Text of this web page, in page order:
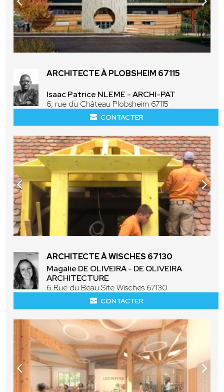
ARCHITECTE À PLOBSHEIM 67115
Isaac Patrice NLEME - ARCHI-PAT
6, rue du Château Plobsheim 67115
CONTACTER
ARCHITECTE À WISCHES 67130
Magalie DE OLIVEIRA - DE OLIVEIRA
ARCHITECTURE
6 Rue du Beau Site Wisches 67130
CONTACTER